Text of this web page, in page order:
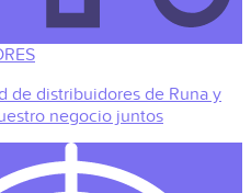
de distribuidores de Runa y
negocio juntos